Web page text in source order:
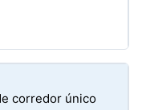
corredor único